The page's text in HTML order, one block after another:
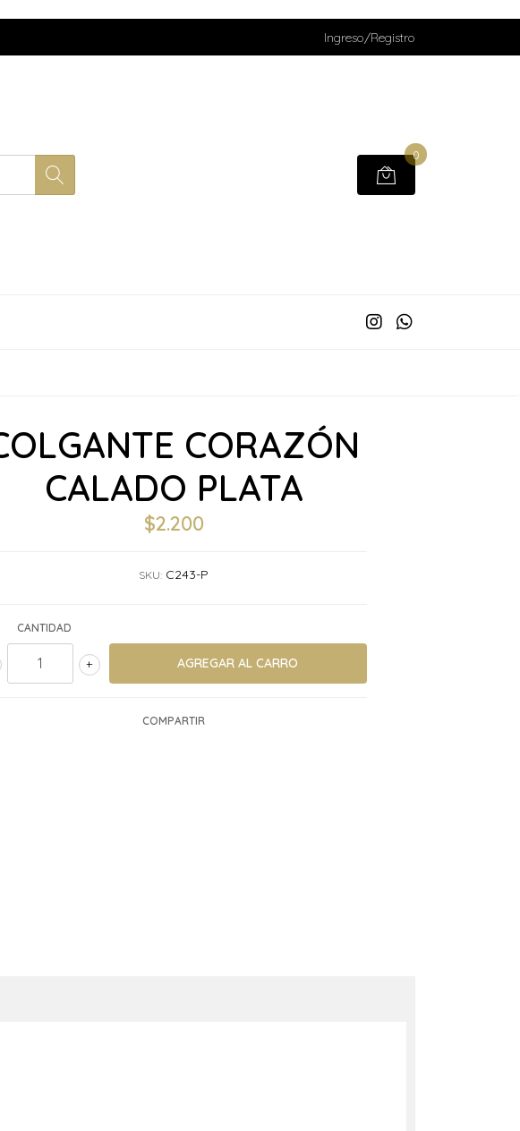
Ingreso/Registro
0
CORAZÓN
CALADO PLATA
$2.200
SKU: C243-P
CANTIDAD
+
COMPARTIR